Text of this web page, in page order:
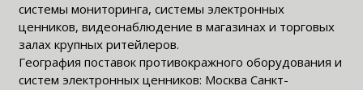
системы мониторинга, системы электронных
ценников, видеонаблюдение в магазинах и торговых
залах крупных ритейлеров.
География поставок противокражного оборудования и
систем электронных ценников: Москва Санкт-